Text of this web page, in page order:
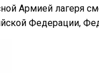
Армией лагеря
Федерации,